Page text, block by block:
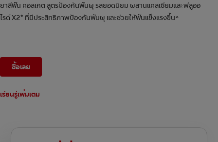
ยาสีฟัน คอลเกต สูตรป้องกันฟันผุ รสยอดนิยม ผสานแคลเซียมและฟลูออ
ไรด์ X2* ที่มีประสิทธิภาพป้องกันฟันผุ และช่วยให้ฟันแข็งแรงขึ้น^
ซื้อเลย
เรียนรู้เพิ่มเติม